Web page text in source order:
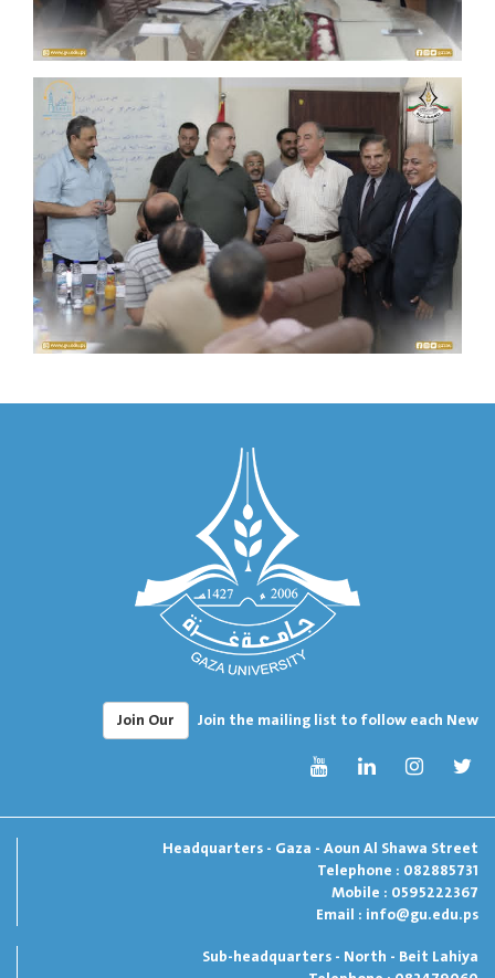
Join the mailing list to follow each New
Join Our
Headquarters - Gaza - Aoun Al Shawa Street
Telephone : 082885731
Mobile : 0595222367
Email : info@gu.edu.ps
Sub-headquarters - North - Beit Lahiya